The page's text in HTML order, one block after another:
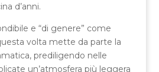
d’anni.
e “di genere” come
volta mette da parte la
prediligendo nelle
un’atmosfera più leggera